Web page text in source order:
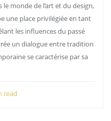
monde de l’art et du design,
une place privilégiée en tant
les influences du passé
un dialogue entre tradition
se caractérise par sa
read